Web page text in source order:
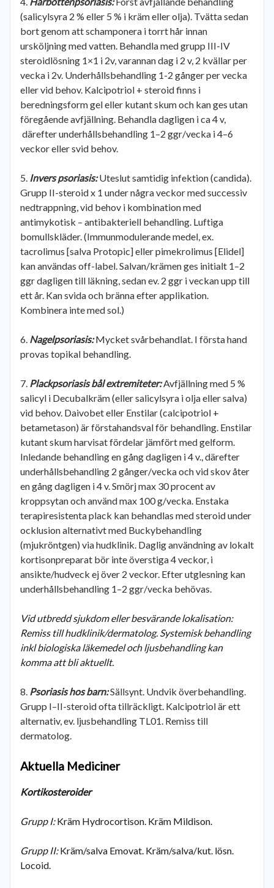
(salicylsyra 2 % eller 5 % i kräm eller olja). Tvätta sedan
bort genom att schamponera i torrt hår innan
ursköljning med vatten. Behandla med grupp III-IV
steroidlösning 1×1 i 2v, varannan dag i 2 v, 2 kvällar per
vecka i 2v. Underhållsbehandling 1-2 gånger per vecka
eller vid behov. Kalcipotriol + steroid finns i
beredningsform gel eller kutant skum och kan ges utan
föregående avfjällning. Behandla dagligen i ca 4 v,
därefter underhållsbehandling 1–2 ggr/vecka i 4–6
veckor eller svid behov.
Invers psoriasis:Uteslut samtidig infektion (candida).
Grupp II-steroid x 1 under några veckor med successiv
nedtrappning, vid behov i kombination med
antimykotisk – antibakteriell behandling. Luftiga
bomullskläder. (Immunmodulerande medel, ex.
tacrolimus [salva Protopic] eller pimekrolimus [Elidel]
kan användas off-label. Salvan/krämen ges initialt 1–2
ggr dagligen till läkning, sedan ev. 2 ggr i veckan upp till
ett år. Kan svida och bränna efter applikation.
Kombinera inte med sol.)
Nagelpsoriasis:Mycket svårbehandlat. I första hand
provas topikal behandling.
Plackpsoriasis bål extremiteter:Avfjällning med 5 %
salicyl i Decubalkräm (eller salicylsyra i olja eller salva)
vid behov. Daivobet eller Enstilar (calcipotriol +
betametason) är förstahandsval för behandling. Enstilar
kutant skum harvisat fördelar jämfört med gelform.
Inledande behandling en gång dagligen i 4 v., därefter
underhållsbehandling 2 gånger/vecka och vid skov åter
en gång dagligen i 4 v. Smörj max 30 procent av
kroppsytan och använd max 100 g/vecka. Enstaka
terapiresistenta plack kan behandlas med steroid under
ocklusion alternativt med Buckybehandling
(mjukröntgen) via hudklinik. Daglig användning av lokalt
kortisonpreparat bör inte överstiga 4 veckor, i
ansikte/hudveck ej över 2 veckor. Efter utglesning kan
underhållsbehandling 1–2 ggr/vecka behövas.
Vid utbredd sjukdom eller besvärande lokalisation:
Remiss till hudklinik/dermatolog. Systemisk behandling
inkl biologiska läkemedel och ljusbehandling kan
komma att bli aktuellt.
Psoriasis hos barn:Sällsynt. Undvik överbehandling.
Grupp I–II-steroid ofta tillräckligt. Kalcipotriol är ett
alternativ, ev. ljusbehandling TL01. Remiss till
dermatolog.
Aktuella Mediciner
Kortikosteroider
Grupp I:Kräm Hydrocortison. Kräm Mildison.
Grupp II:Kräm/salva Emovat. Kräm/salva/kut. lösn.
Locoid.